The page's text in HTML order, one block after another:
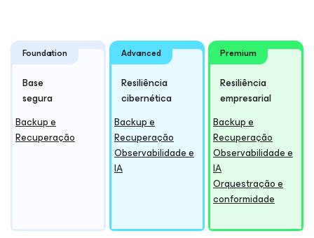
Foundation
Base
segura
Advanced
Resiliência
cibernética
Premium
Resiliência
empresarial
Backup e
Recuperação
Backup e
Recuperação
Observabilidade e
IA
Backup e
Recuperação
Observabilidade e
IA
Orquestração e
conformidade